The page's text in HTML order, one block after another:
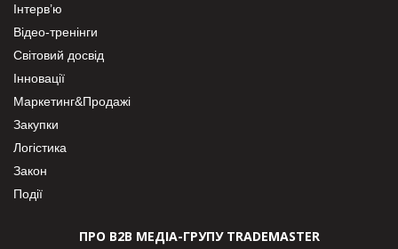
Інтерв’ю
Відео-тренінги
Світовий досвід
Інновації
Маркетинг&Продажі
Закупки
Логістика
Закон
Події
ПРО В2В МЕДІА-ГРУПУ TRADEMASTER